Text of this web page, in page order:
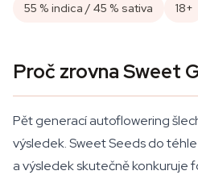
55 % indica / 45 % sativa
18+
Proč zrovna Sweet
Pět generací autoflowering
výsledek. Sweet Seeds do
a výsledek skutečně konkuruje